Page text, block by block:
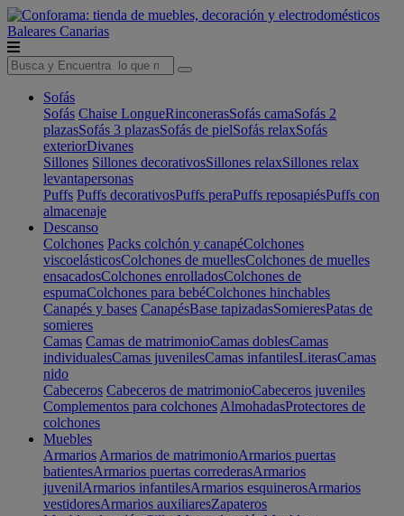
Baleares Canarias
Sofás
Sofás Chaise LongueRinconerasSofás camaSofás 2
plazasSofás 3 plazasSofás de pielSofás relaxSofás
exteriorDivanes
Sillones Sillones decorativosSillones relaxSillones relax
levantapersonas
Puffs Puffs decorativosPuffs peraPuffs reposapiésPuffs con
almacenaje
Descanso
Colchones Packs colchón y canapéColchones
viscoelásticosColchones de muellesColchones de muelles
ensacadosColchones enrolladosColchones de
espumaColchones para bebéColchones hinchables
Canapés y bases CanapésBase tapizadasSomieresPatas de
somieres
Camas Camas de matrimonioCamas doblesCamas
individualesCamas juvenilesCamas infantilesLiterasCamas
nido
Cabeceros Cabeceros de matrimonioCabeceros juveniles
Complementos para colchones AlmohadasProtectores de
colchones
Muebles
Armarios Armarios de matrimonioArmarios puertas
batientesArmarios puertas correderasArmarios
juvenilArmarios infantilesArmarios esquinerosArmarios
vestidoresArmarios auxiliaresZapateros